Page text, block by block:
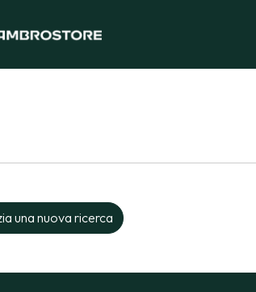
una nuova ricerca